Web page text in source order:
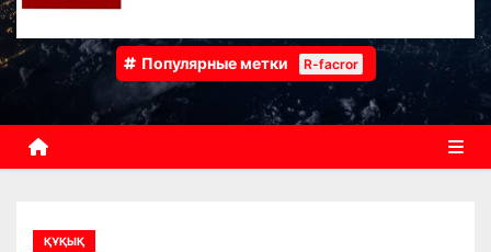
Популярные метки R-facror
ҚҰҚЫҚ